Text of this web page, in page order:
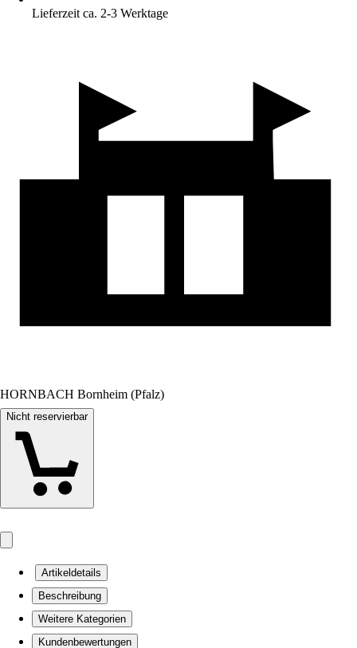
Lieferzeit ca. 2-3 Werktage
HORNBACH Bornheim (Pfalz)
Nicht reservierbar
Artikeldetails
Beschreibung
Weitere Kategorien
Kundenbewertungen